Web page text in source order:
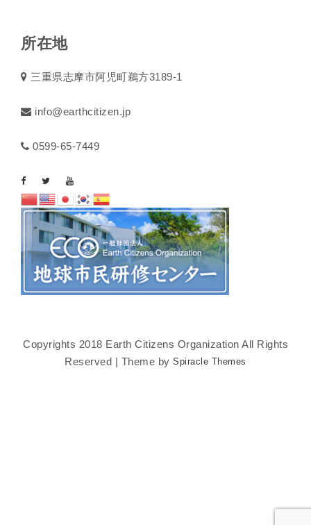
所在地
三重県志摩市阿児町鵜方3189-1
info@earthcitizen.jp
0599-65-7449
Copyrights 2018 Earth Citizens Organization All Rights
Reserved | Theme bySpiracle Themes